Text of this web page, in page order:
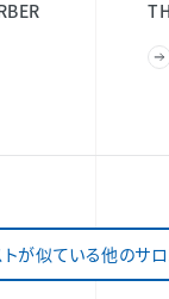
トが似ている他のサ